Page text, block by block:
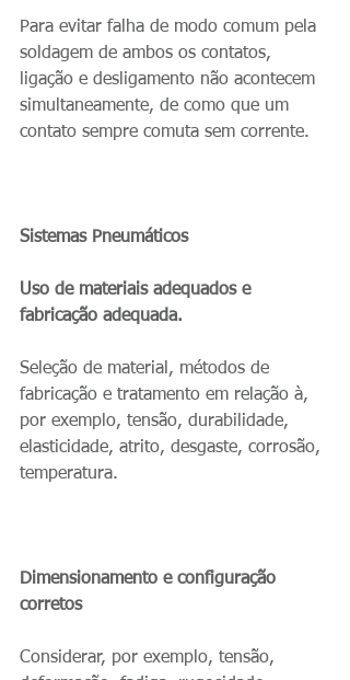
Para evitar falha de modo comum pela
soldagem de ambos os contatos,
ligação e desligamento não acontecem
simultaneamente, de como que um
contato sempre comuta sem corrente.
Sistemas Pneumáticos
Uso de materiais adequados e
fabricação adequada.
Seleção de material, métodos de
fabricação e tratamento em relação à,
por exemplo, tensão, durabilidade,
elasticidade, atrito, desgaste, corrosão,
temperatura.
Dimensionamento e configuração
corretos
Considerar, por exemplo, tensão,